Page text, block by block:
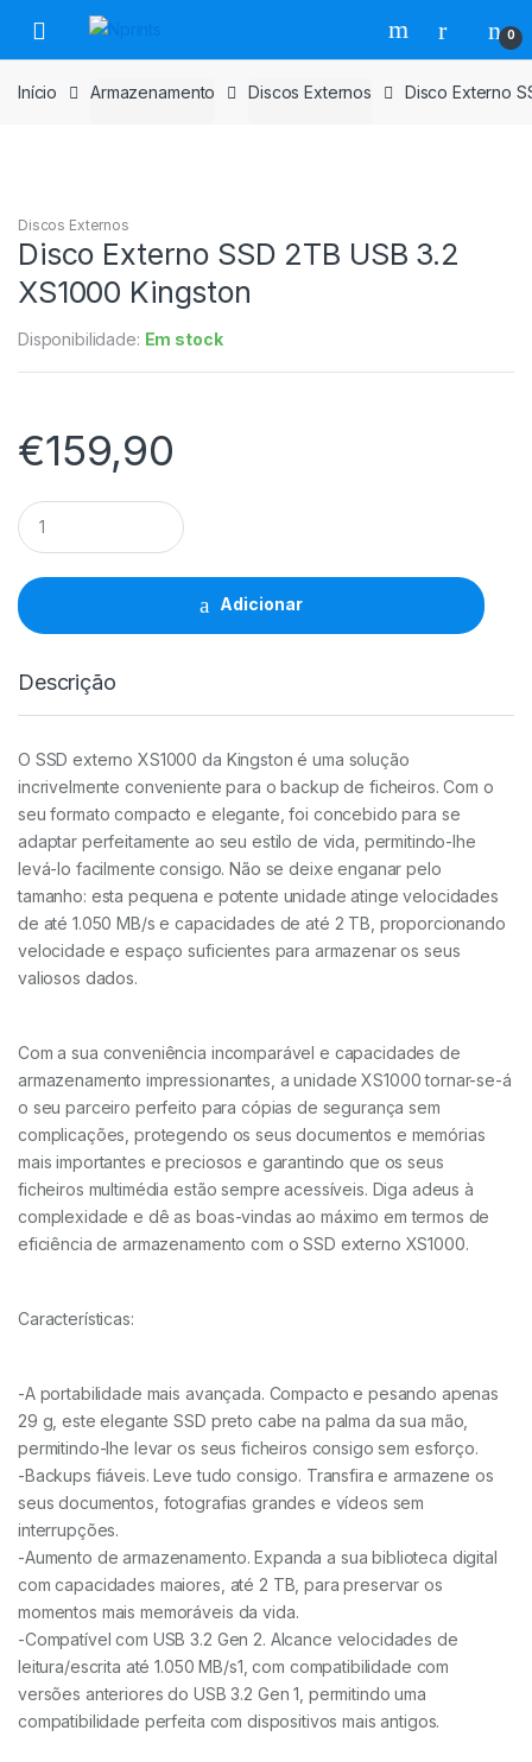
para
navegação
para
o
conteúdo
0
Início Armazenamento Discos Externos Disco Externo
Discos Externos
Disco Externo SSD 2TB USB 3.2
XS1000 Kingston
Disponibilidade: Em stock
€159,90
Disco
Externo
SSD
2TB
USB
3.2
XS1000
quantidade
Adicionar
Descrição
O SSD externo XS1000 da Kingston é uma solução
incrivelmente conveniente para o backup de ficheiros. Com o
seu formato compacto e elegante, foi concebido para se
adaptar perfeitamente ao seu estilo de vida, permitindo-lhe
levá-lo facilmente consigo. Não se deixe enganar pelo
tamanho: esta pequena e potente unidade atinge velocidades
de até 1.050 MB/s e capacidades de até 2 TB, proporcionando
velocidade e espaço suficientes para armazenar os seus
valiosos dados.
Com a sua conveniência incomparável e capacidades de
armazenamento impressionantes, a unidade XS1000 tornar-se-á
o seu parceiro perfeito para cópias de segurança sem
complicações, protegendo os seus documentos e memórias
mais importantes e preciosos e garantindo que os seus
ficheiros multimédia estão sempre acessíveis. Diga adeus à
complexidade e dê as boas-vindas ao máximo em termos de
eficiência de armazenamento com o SSD externo XS1000.
Características:
-A portabilidade mais avançada. Compacto e pesando apenas
29 g, este elegante SSD preto cabe na palma da sua mão,
permitindo-lhe levar os seus ficheiros consigo sem esforço.
-Backups fiáveis. Leve tudo consigo. Transfira e armazene os
seus documentos, fotografias grandes e vídeos sem
interrupções.
-Aumento de armazenamento. Expanda a sua biblioteca digital
com capacidades maiores, até 2 TB, para preservar os
momentos mais memoráveis ​​da vida.
-Compatível com USB 3.2 Gen 2. Alcance velocidades de
leitura/escrita até 1.050 MB/s1, com compatibilidade com
versões anteriores do USB 3.2 Gen 1, permitindo uma
compatibilidade perfeita com dispositivos mais antigos.